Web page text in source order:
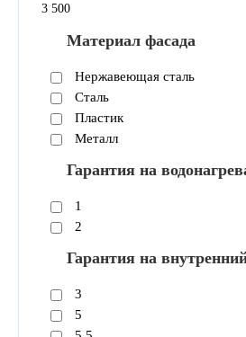
3 500
Материал фасада
Нержавеющая сталь
Сталь
Пластик
Металл
Гарантия на
1
2
Гарантия на
3
5